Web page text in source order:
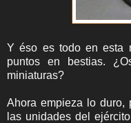
Y éso es todo en esta
puntos en bestias.
miniaturas?
Ahora empieza lo duro,
las unidades del